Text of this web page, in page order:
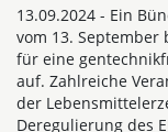
13.09.2024 - Ein
vom 13. September
für eine
auf. Zahlreiche
der
Deregulierung des